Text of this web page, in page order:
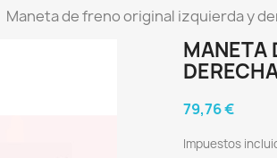
Maneta de freno original izquierda y
MANETA
79,76 €
Impuestos